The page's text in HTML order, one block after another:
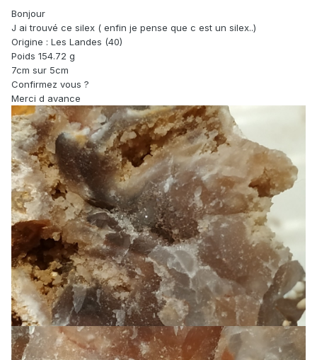
Bonjour
J ai trouvé ce silex ( enfin je pense que c est un silex..)
Origine : Les Landes (40)
Poids 154.72 g
7cm sur 5cm
Confirmez vous ?
Merci d avance